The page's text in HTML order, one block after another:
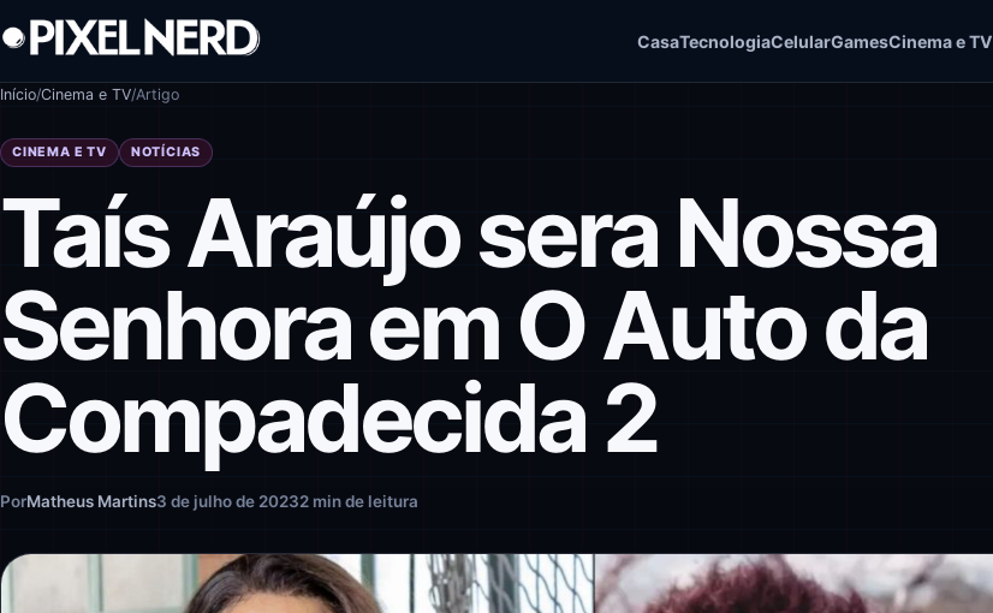
Pular para o conteúdo
CasaTecnologiaCelularGamesCinema e TV
Início/Cinema e TV/Artigo
CINEMA E TV NOTÍCIAS
Taís Araújo sera Nossa
Senhora em O Auto da
Compadecida 2
PorMatheus Martins3 de julho de 20232 min de leitura